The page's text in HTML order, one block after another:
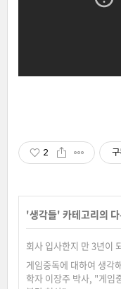
2 구
'생각들' 카테고리의
회사 입사한지 만 3년이
게임중독에 대하여 생각
학자 이장주 박사, "게임